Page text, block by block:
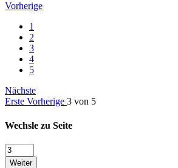
Vorherige
1
2
3
4
5
Nächste
Erste Vorherige 3 von 5
Wechsle zu Seite
Weiter